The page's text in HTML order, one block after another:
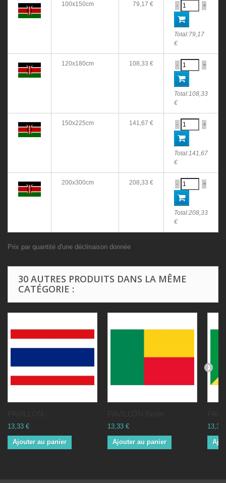
100x150cm 79,17 € - +
Total:79,17
€
120x180cm 108,33 € - +
Total:108,33
€
150x225cm 141,67 € - +
Total:141,67
€
200x300cm 208,33 € - +
Total:208,33
€
Prix par quantité d'une déclinaison donnée
30 AUTRES PRODUITS DANS LA MÊME
CATÉGORIE :
13,33 €
Ajouter au panier
13,33 €
Ajouter au panier
13,33